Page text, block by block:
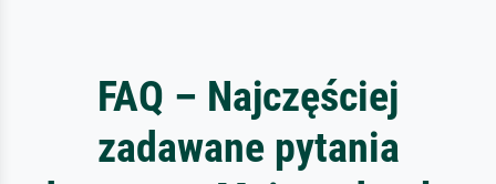
FAQ – Najczęściej
zadawane pytania